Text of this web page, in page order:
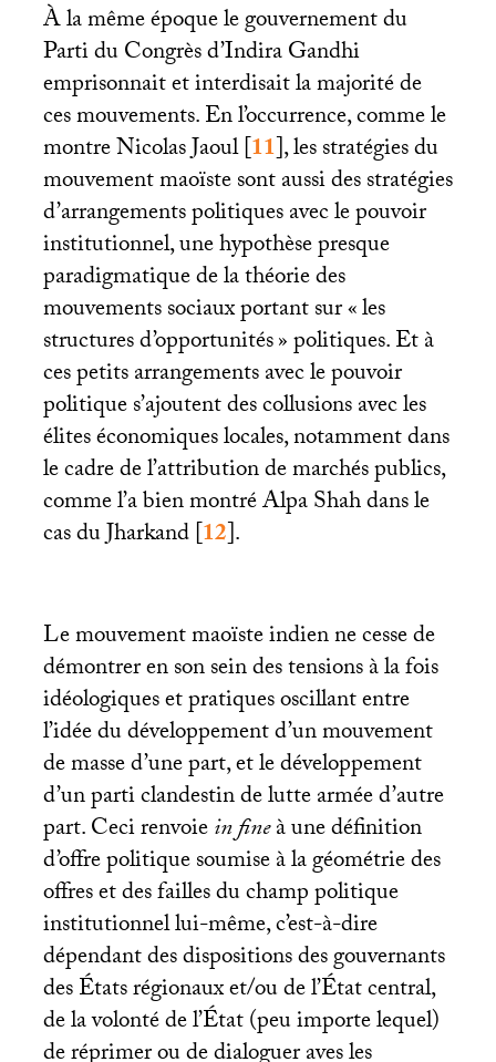
À la même époque le gouvernement du
Parti du Congrès d’Indira Gandhi
emprisonnait et interdisait la majorité de
ces mouvements. En l’occurrence, comme le
montre Nicolas Jaoul[11], les stratégies du
mouvement maoïste sont aussi des stratégies
d’arrangements politiques avec le pouvoir
institutionnel, une hypothèse presque
paradigmatique de la théorie des
mouvements sociaux portant sur «les
structures d’opportunités» politiques. Et à
ces petits arrangements avec le pouvoir
politique s’ajoutent des collusions avec les
élites économiques locales, notamment dans
le cadre de l’attribution de marchés publics,
comme l’a bien montré Alpa Shah dans le
cas du Jharkand[12].
Le mouvement maoïste indien ne cesse de
démontrer en son sein des tensions à la fois
idéologiques et pratiques oscillant entre
l’idée du développement d’un mouvement
de masse d’une part, et le développement
d’un parti clandestin de lutte armée d’autre
part. Ceci renvoiein fineà une définition
d’offre politique soumise à la géométrie des
offres et des failles du champ politique
institutionnel lui-même, c’est-à-dire
dépendant des dispositions des gouvernants
des États régionaux et/ou de l’État central,
de la volonté de l’État (peu importe lequel)